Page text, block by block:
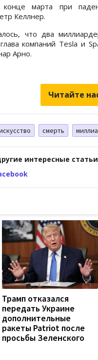
марта при
Келлнер.
что два
компаний Tesla и
Арно.
Читайте
смерть
интересные
Трамп отказался
передать Украине
дополнительные
ракеты Patriot после
просьбы Зеленского